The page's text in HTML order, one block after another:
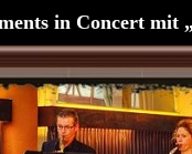
in Concert mit